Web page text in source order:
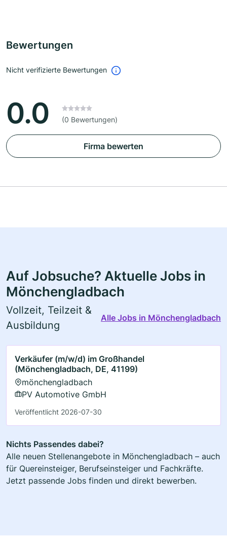
Bewertungen
Nicht verifizierte Bewertungen
0.0 (0 Bewertungen)
Firma bewerten
Auf Jobsuche? Aktuelle Jobs in
Mönchengladbach
Vollzeit, Teilzeit &
Ausbildung
Alle Jobs in Mönchengladbach
Verkäufer (m/w/d) im Großhandel
(Mönchengladbach, DE, 41199)
mönchengladbach
PV Automotive GmbH
Veröffentlicht 2026-07-30
Nichts Passendes dabei?
Alle neuen Stellenangebote in Mönchengladbach – auch
für Quereinsteiger, Berufseinsteiger und Fachkräfte.
Jetzt passende Jobs finden und direkt bewerben.